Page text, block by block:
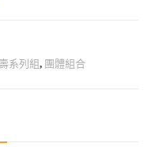
系列組, 團體組合